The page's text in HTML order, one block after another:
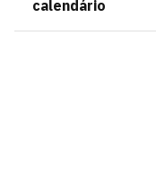
calendário